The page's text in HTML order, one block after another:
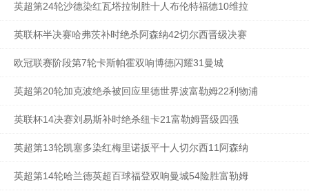
英超第24轮沙德染红瓦塔拉制胜十人布伦特福德10维拉
英联杯半决赛哈弗茨补时绝杀阿森纳42切尔西晋级决赛
欧冠联赛阶段第7轮卡斯帕霍双响博德闪耀31曼城
英超第20轮加克波绝杀被回应里德世界波富勒姆22利物浦
英联杯14决赛刘易斯补时绝杀纽卡21富勒姆晋级四强
英超第13轮凯塞多染红梅里诺扳平十人切尔西11阿森纳
英超第14轮哈兰德英超百球福登双响曼城54险胜富勒姆